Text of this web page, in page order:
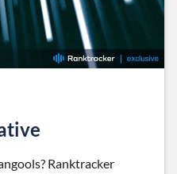
Ranktracker